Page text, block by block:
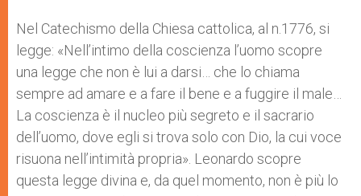
Nel Catechismo della Chiesa cattolica, al n.1776, si
legge: «Nell’intimo della coscienza l’uomo scopre
una legge che non è lui a darsi… che lo chiama
sempre ad amare e a fare il bene e a fuggire il male…
La coscienza è il nucleo più segreto e il sacrario
dell’uomo, dove egli si trova solo con Dio, la cui voce
risuona nell’intimità propria». Leonardo scopre
questa legge divina e, da quel momento, non è più lo